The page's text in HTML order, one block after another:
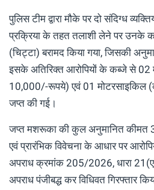
पुलिस टीम द्वारा मौके पर दो संदिग्ध
प्रक्रिया के तहत तलाशी लेने पर उनके
(चिट्टा) बरामद किया गया, जिसकी
इसके अतिरिक्त आरोपियों के कब्जे से 02
10,000/-रूपये) एवं 01 मोटरसाइकिल
जप्त की गई।
जप्त मशरूका की कुल अनुमानित कीमत
एवं प्रारंभिक विवेचना के आधार पर
अपराध क्रमांक 205/2026, धारा
अपराध पंजीबद्ध कर विधिवत गिरफ्तार